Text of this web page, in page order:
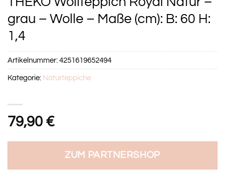
grau – Wolle – Maße (cm): B: 60 H:
1,4
79,90 €
ZUM PARTNERSHOP
Artikelnummer:4251619652494
Kategorie: Naturteppiche